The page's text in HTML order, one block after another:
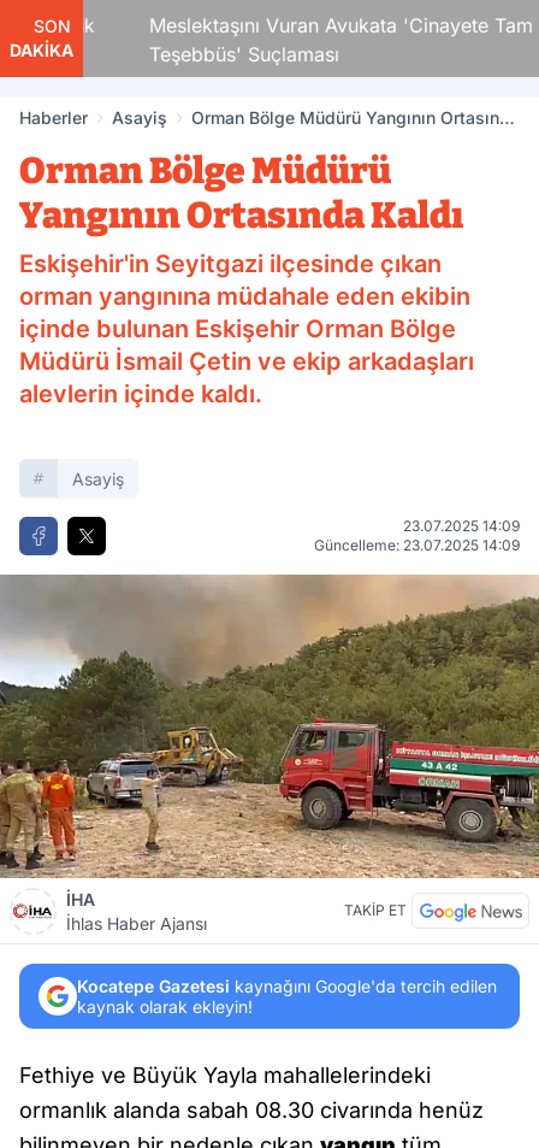
SON
DAKİKA
Meslektaşını Vuran Avukata 'Cinayete Tam
Teşebbüs' Suçlaması
Haberler Asayiş
Orman Bölge Müdürü Yangının Ortasında
Orman Bölge Müdürü
Yangının Ortasında Kaldı
Eskişehir'in Seyitgazi ilçesinde çıkan
orman yangınına müdahale eden ekibin
içinde bulunan Eskişehir Orman Bölge
Müdürü İsmail Çetin ve ekip arkadaşları
alevlerin içinde kaldı.
Asayiş
23.07.2025 14:09
Güncelleme: 23.07.2025 14:09
İHA
İhlas Haber Ajansı
TAKİP ET
Kocatepe Gazetesi kaynağını Google'da tercih edilen
kaynak olarak ekleyin!
Fethiye ve Büyük Yayla mahallelerindeki
ormanlık alanda sabah 08.30 civarında henüz